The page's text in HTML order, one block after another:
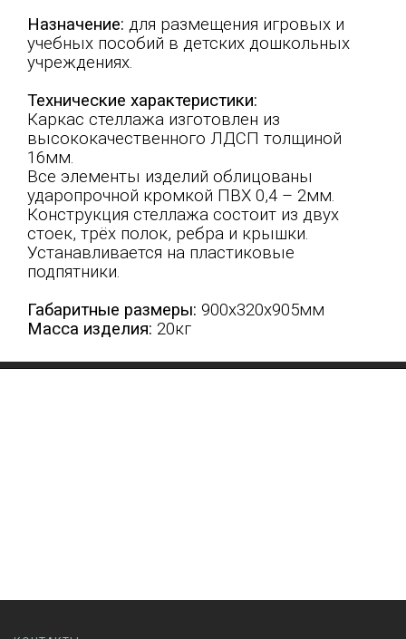
Назначение: для размещения игровых и
учебных пособий в детских дошкольных
учреждениях.
Технические характеристики:
Каркас стеллажа изготовлен из
высококачественного ЛДСП толщиной
16мм.
Все элементы изделий облицованы
ударопрочной кромкой ПВХ 0,4 – 2мм.
Конструкция стеллажа состоит из двух
стоек, трёх полок, ребра и крышки.
Устанавливается на пластиковые
подпятники.
Габаритные размеры: 900х320х905мм
Масса изделия: 20кг